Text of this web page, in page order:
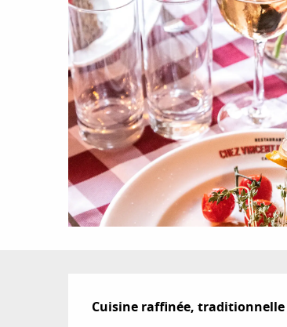
Description
Cuisine raffinée, traditionnelle